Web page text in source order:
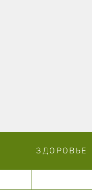
ЗДОРОВЬЕ